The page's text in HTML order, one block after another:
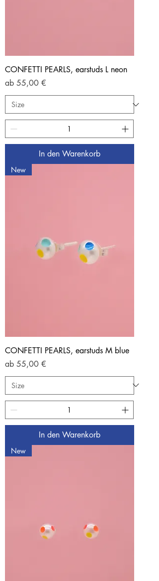
CONFETTI PEARLS, earstuds L neon
ab 55,00 €
Sale-Preis
In den Warenkorb
New
CONFETTI PEARLS, earstuds M blue
ab 55,00 €
Sale-Preis
In den Warenkorb
New